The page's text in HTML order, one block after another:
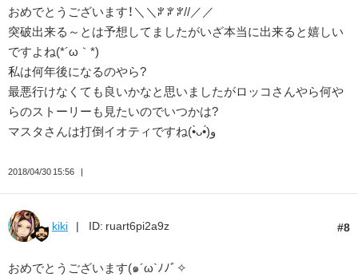
おめでとうございます！＼＼ꐕ ꐕ ꐕ//／／
突破出来る～とは予想してましたがいざ本当に出来ると嬉しい
ですよね(*´ω｀*)
私は何年後になるのやら?
最悪行けなくても良いかなと思いましたがロッコさんやら何や
らのストーリーも見たいのでいつかは?
マスタさんは打倒イオティですね(•̀ᴗ•́)و
2018/04/30 15:56
8
kiki ID: ruart6pi2a9z
おめでとうございます(๑´ω`ﾉﾉﾞ✧